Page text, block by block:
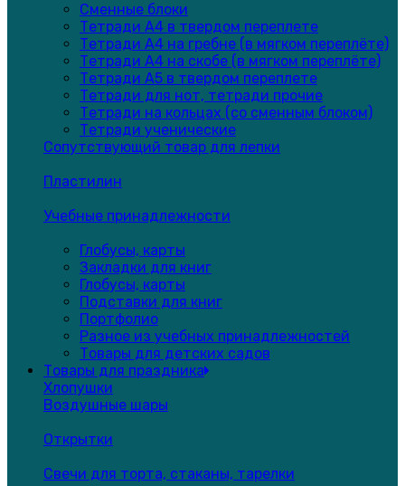
Сменные блоки
Тетради А4 в твердом переплете
Тетради А4 на гребне (в мягком переплёте)
Тетради А4 на скобе (в мягком переплёте)
Тетради А5 в твердом переплете
Тетради для нот, тетради прочие
Тетради на кольцах (со сменным блоком)
Тетради ученические
Сопутствующий товар для лепки
Пластилин
Учебные принадлежности
Глобусы, карты
Закладки для книг
Глобусы, карты
Подставки для книг
Портфолио
Разное из учебных принадлежностей
Товары для детских садов
Товары для праздника
Хлопушки
Воздушные шары
Открытки
Свечи для торта, стаканы, тарелки